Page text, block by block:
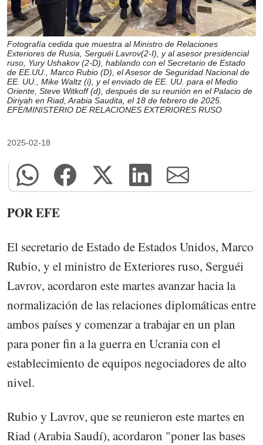
Fotografía cedida que muestra al Ministro de Relaciones
Exteriores de Rusia, Serguéi Lavrov(2-I), y al asesor presidencial
ruso, Yury Ushakov (2-D), hablando con el Secretario de Estado
de EE.UU., Marco Rubio (D), el Asesor de Seguridad Nacional de
EE. UU., Mike Waltz (i), y el enviado de EE. UU. para el Medio
Oriente, Steve Witkoff (d), después de su reunión en el Palacio de
Diriyah en Riad, Arabia Saudita, el 18 de febrero de 2025.
EFE/MINISTERIO DE RELACIONES EXTERIORES RUSO
2025-02-18
POR EFE
El secretario de Estado de Estados Unidos, Marco
Rubio, y el ministro de Exteriores ruso, Serguéi
Lavrov, acordaron este martes avanzar hacia la
normalización de las relaciones diplomáticas entre
ambos países y comenzar a trabajar en un plan
para poner fin a la guerra en Ucrania con el
establecimiento de equipos negociadores de alto
nivel.
Rubio y Lavrov, que se reunieron este martes en
Riad (Arabia Saudí), acordaron "poner las bases